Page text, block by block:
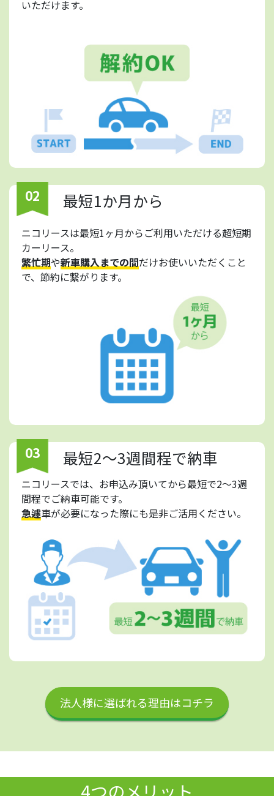
いただけます。
02 最短1か月から
ニコリースは最短1ヶ月からご利用いただける超短期
カーリース。
繁忙期や新車購入までの間だけお使いいただくこと
で、節約に繋がります。
03 最短2～3週間程で納車
ニコリースでは、お申込み頂いてから最短で2～3週
間程でご納車可能です。
急遽車が必要になった際にも是非ご活用ください。
法人様に選ばれる理由はコチラ
4つのメリット